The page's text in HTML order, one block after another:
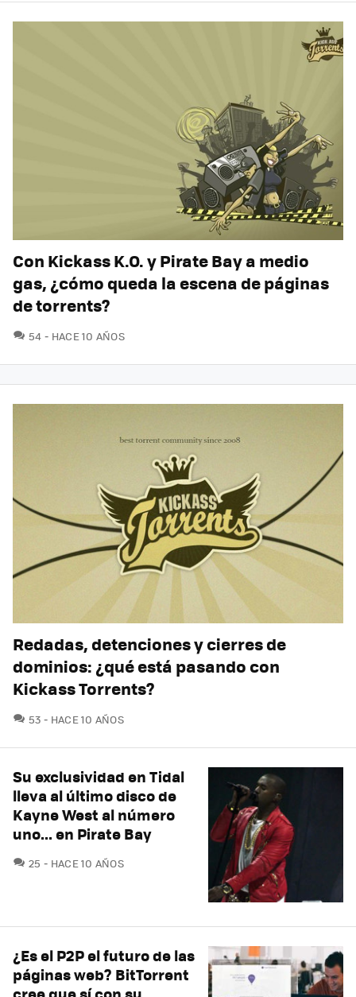
Con Kickass K.O. y Pirate Bay a medio
gas, ¿cómo queda la escena de páginas
de torrents?
54 COMENTARIOS
HACE 10 AÑOS
Redadas, detenciones y cierres de
dominios: ¿qué está pasando con
Kickass Torrents?
53 COMENTARIOS
HACE 10 AÑOS
Su exclusividad en Tidal
lleva al último disco de
Kayne West al número
uno... en Pirate Bay
25 COMENTARIOS
HACE 10 AÑOS
¿Es el P2P el futuro de las
páginas web? BitTorrent